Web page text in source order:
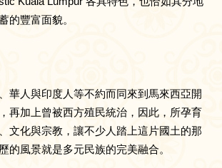
的豐富面貌。
華人與印度人等不約而同來到馬來西亞開
再加上曾被西方殖民統治，因此，所孕育
文化與宗教，讓不少人踏上這片國土的那
的風景就是多元民族的完美融合。